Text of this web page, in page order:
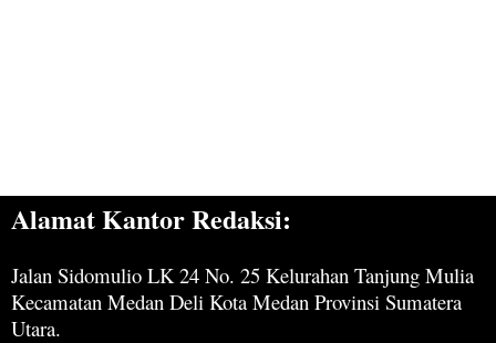
Alamat Kantor Redaksi:
Jalan Sidomulio LK 24 No. 25 Kelurahan Tanjung Mulia
Kecamatan Medan Deli Kota Medan Provinsi Sumatera
Utara.